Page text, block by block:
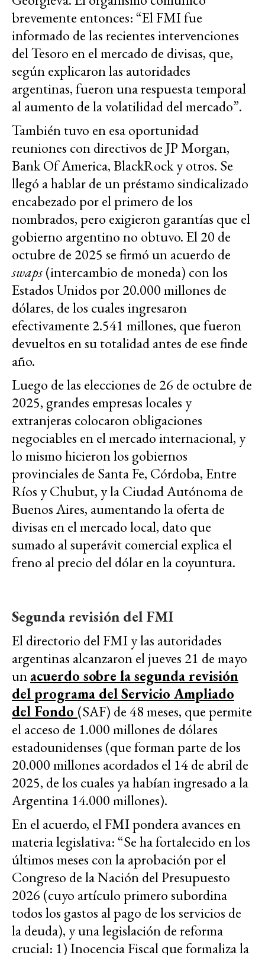
brevemente entonces: “El FMI fue
informado de las recientes intervenciones
del Tesoro en el mercado de divisas, que,
según explicaron las autoridades
argentinas, fueron una respuesta temporal
al aumento de la volatilidad del mercado”.
También tuvo en esa oportunidad
reuniones con directivos de JP Morgan,
Bank Of America, BlackRock y otros. Se
llegó a hablar de un préstamo sindicalizado
encabezado por el primero de los
nombrados, pero exigieron garantías que el
gobierno argentino no obtuvo. El 20 de
octubre de 2025 se firmó un acuerdo de
swaps(intercambio de moneda) con los
Estados Unidos por 20.000 millones de
dólares, de los cuales ingresaron
efectivamente 2.541 millones, que fueron
devueltos en su totalidad antes de ese finde
año.
Luego de las elecciones de 26 de octubre de
2025, grandes empresas locales y
extranjeras colocaron obligaciones
negociables en el mercado internacional, y
lo mismo hicieron los gobiernos
provinciales de Santa Fe, Córdoba, Entre
Ríos y Chubut, y la Ciudad Autónoma de
Buenos Aires, aumentando la oferta de
divisas en el mercado local, dato que
sumado al superávit comercial explica el
freno al precio del dólar en la coyuntura.
Segunda revisión del FMI
El directorio del FMI y las autoridades
argentinas alcanzaron el jueves 21 de mayo
unacuerdo sobre la segunda revisión
del programa del Servicio Ampliado
del Fondo (SAF) de 48 meses, que permite
el acceso de 1.000 millones de dólares
estadounidenses (que forman parte de los
20.000 millones acordados el 14 de abril de
2025, de los cuales ya habían ingresado a la
Argentina 14.000 millones).
En el acuerdo, el FMI pondera avances en
materia legislativa: “Se ha fortalecido en los
últimos meses con la aprobación por el
Congreso de la Nación del Presupuesto
2026 (cuyo artículo primero subordina
todos los gastos al pago de los servicios de
la deuda), y una legislación de reforma
crucial: 1) Inocencia Fiscal que formaliza la